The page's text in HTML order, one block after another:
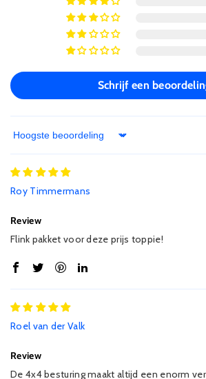
Schrijf een
Sort by
Roy Timmermans
Review
Flink pakket voor deze prijs toppie!
Roel van der Valk
Review
De 4x4 besturing maakt altijd een enorm